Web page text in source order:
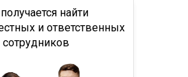
найти
и ответственных
сотрудников